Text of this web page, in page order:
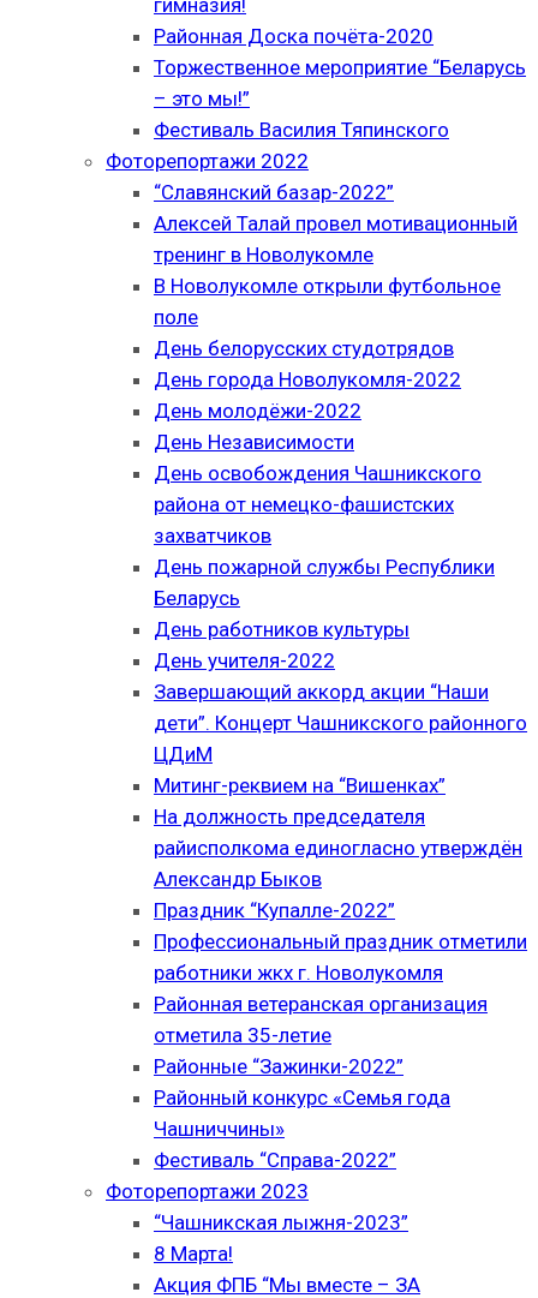
гимназия!
Районная Доска почёта-2020
Торжественное мероприятие “Беларусь
– это мы!”
Фестиваль Василия Тяпинского
Фоторепортажи 2022
“Славянский базар-2022”
Алексей Талай провел мотивационный
тренинг в Новолукомле
В Новолукомле открыли футбольное
поле
День белорусских студотрядов
День города Новолукомля-2022
День молодёжи-2022
День Независимости
День освобождения Чашникского
района от немецко-фашистских
захватчиков
День пожарной службы Республики
Беларусь
День работников культуры
День учителя-2022
Завершающий аккорд акции “Наши
дети”. Концерт Чашникского районного
ЦДиМ
Митинг-реквием на “Вишенках”
На должность председателя
райисполкома единогласно утверждён
Александр Быков
Праздник “Купалле-2022”
Профессиональный праздник отметили
работники жкх г. Новолукомля
Районная ветеранская организация
отметила 35-летие
Районные “Зажинки-2022”
Районный конкурс «Семья года
Чашниччины»
Фестиваль “Справа-2022”
Фоторепортажи 2023
“Чашникская лыжня-2023”
8 Марта!
Акция ФПБ “Мы вместе – ЗА